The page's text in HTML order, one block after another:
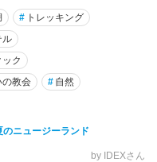
# トレッキング
ル
ク
の教会 # 自然
ニュージーランド
by IDEXさん